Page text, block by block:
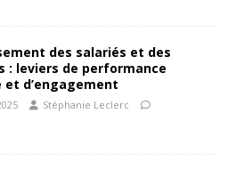
des salariés et des
: leviers de performance
et d’engagement
Stéphanie Leclerc